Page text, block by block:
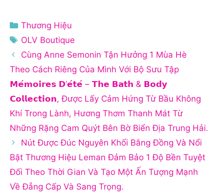
Danh
mục
Thương Hiệu
Thẻ
OLV Boutique
Cùng Anne Semonin Tận Hưởng 1 Mùa Hè
Theo Cách Riêng Của Mình Với Bộ Sưu Tập
𝗠𝗲́𝗺𝗼𝗶𝗿𝗲𝘀 𝗗’𝗲́𝘁𝗲́ – 𝗧𝗵𝗲 𝗕𝗮𝘁𝗵 & 𝗕𝗼𝗱𝘆
𝗖𝗼𝗹𝗹𝗲𝗰𝘁𝗶𝗼𝗻, Được Lấy Cảm Hứng Từ Bầu Không
Khí Trong Lành, Hương Thơm Thanh Mát Từ
Những Rặng Cam Quýt Bên Bờ Biển Địa Trung Hải.
Nút Được Đúc Nguyên Khối Bằng Đồng Và Nổi
Bật Thương Hiệu Leman Đảm Bảo 1 Độ Bền Tuyệt
Đối Theo Thời Gian Và Tạo Một Ấn Tượng Mạnh
Về Đẳng Cấp Và Sang Trọng.